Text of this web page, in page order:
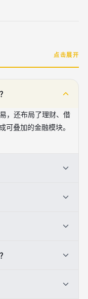
点击展开
，还布局了理财、借
可叠加的金融模块。
[1]
率更高。[7]
出场。[1]
件。[1][6]